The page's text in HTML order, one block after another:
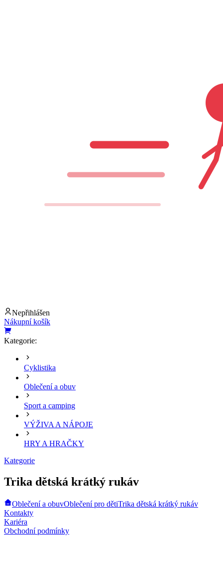
Nepřihlášen
Nákupní košík
Kategorie:
Cyklistika
Oblečení a obuv
Sport a camping
VÝŽIVA A NÁPOJE
HRY A HRAČKY
Kategorie
Trika dětská krátký rukáv
Oblečení a obuvOblečení pro dětiTrika dětská krátký rukáv
Kontakty
Kariéra
Obchodní podmínky